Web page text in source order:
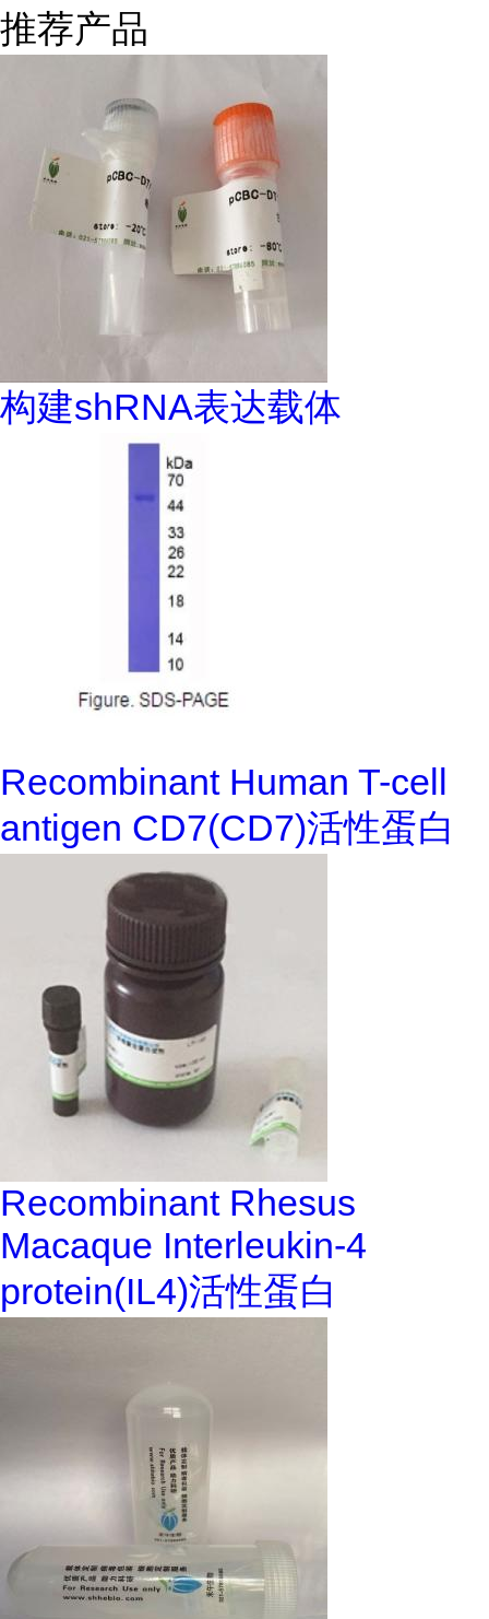
推荐产品
构建shRNA表达载体
Recombinant Human T-cell
antigen CD7(CD7)活性蛋白
Recombinant Rhesus
Macaque Interleukin-4
protein(IL4)活性蛋白